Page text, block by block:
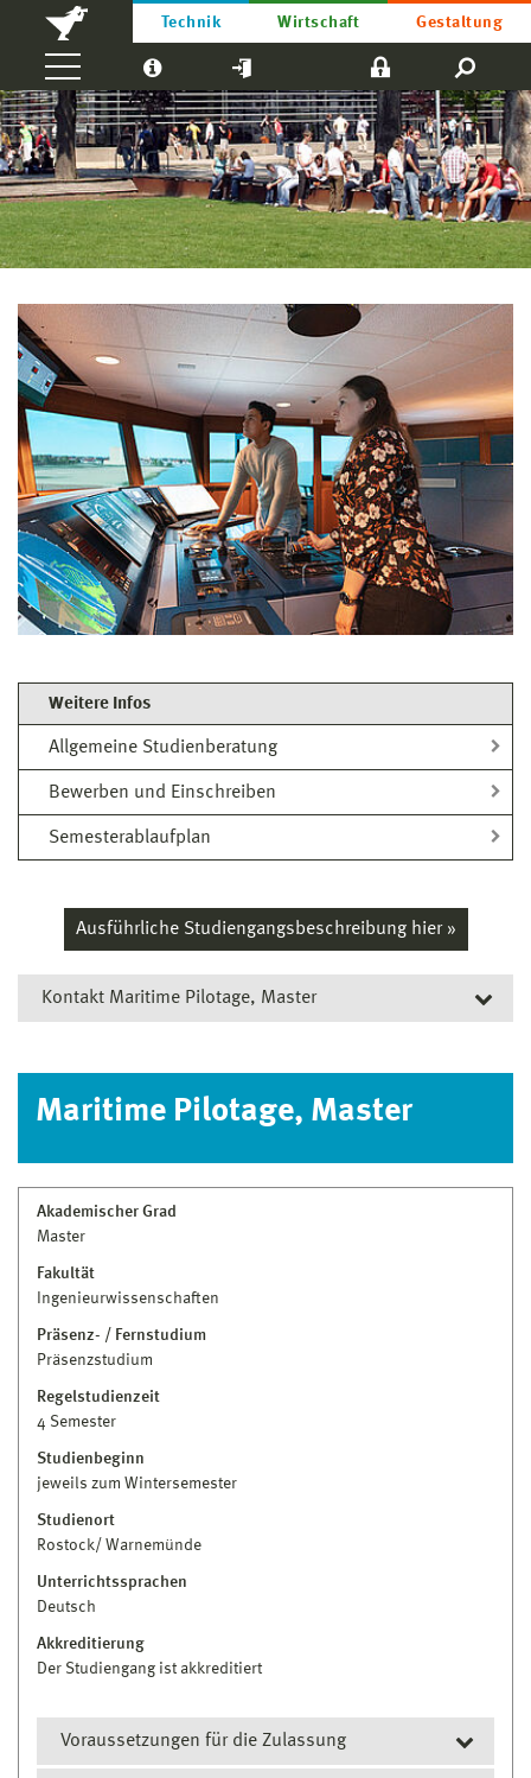
Technik Wirtschaft Gestaltung
Weitere Infos
Allgemeine Studienberatung
Bewerben und Einschreiben
Semesterablaufplan
Ausführliche Studiengangsbeschreibung hier »
Kontakt Maritime Pilotage, Master
Studienberatung
03841 753–7692
studienberatung@hs-wismar.de
Mario Gehrke
Prof. Dipl.-Wi.-Ing. Kap.
Professor
Fakultät für Ingenieurwissenschaften
Haus 2 · Raum 2317
mario.gehrke@hs-wismar.de
Studienfachberatung
Bachelor of Arts
Anlagentechnik und Logistik
Haus 2 · Raum 2.216
Maritime Pilotage, Master
Akademischer Grad
Master
Fakultät
Ingenieurwissenschaften
Präsenz- / Fernstudium
Präsenzstudium
Regelstudienzeit
4 Semester
Studienbeginn
jeweils zum Wintersemester
Studienort
Rostock/ Warnemünde
Unterrichtssprachen
Deutsch
Akkreditierung
Der Studiengang ist akkreditiert
Voraussetzungen für die Zulassung